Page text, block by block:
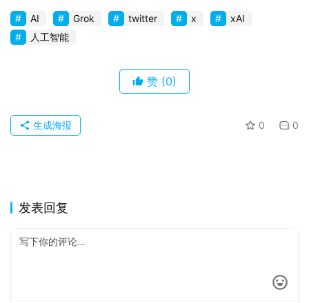
AI Grok twitter x
xAI
人工智能
赞 (0)
0 0
生成海报
发表回复